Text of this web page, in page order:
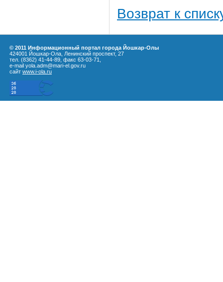
Возврат к
© 2011 Информационный портал города Йошкар-Олы
424001 Йошкар-Ола, Ленинский проспект, 27
тел. (8362) 41-44-89, факс 63-03-71,
e-mail yola.adm@mari-el.gov.ru
сайт www.i-ola.ru